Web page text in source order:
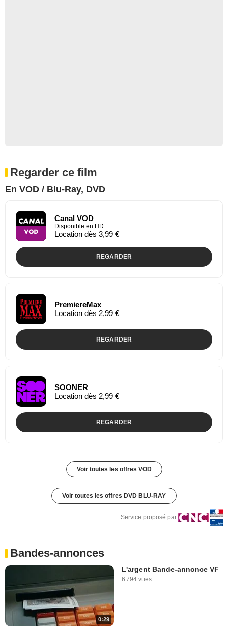
Regarder ce film
En VOD / Blu-Ray, DVD
Canal VOD
Disponible en HD
Location dès 3,99 €
REGARDER
PremiereMax
Location dès 2,99 €
REGARDER
SOONER
Location dès 2,99 €
REGARDER
Voir toutes les offres VOD
Voir toutes les offres DVD BLU-RAY
Service proposé par
Bandes-annonces
0:29
L'argent Bande-annonce VF
6 794 vues